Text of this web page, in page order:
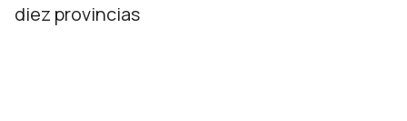
diez provincias